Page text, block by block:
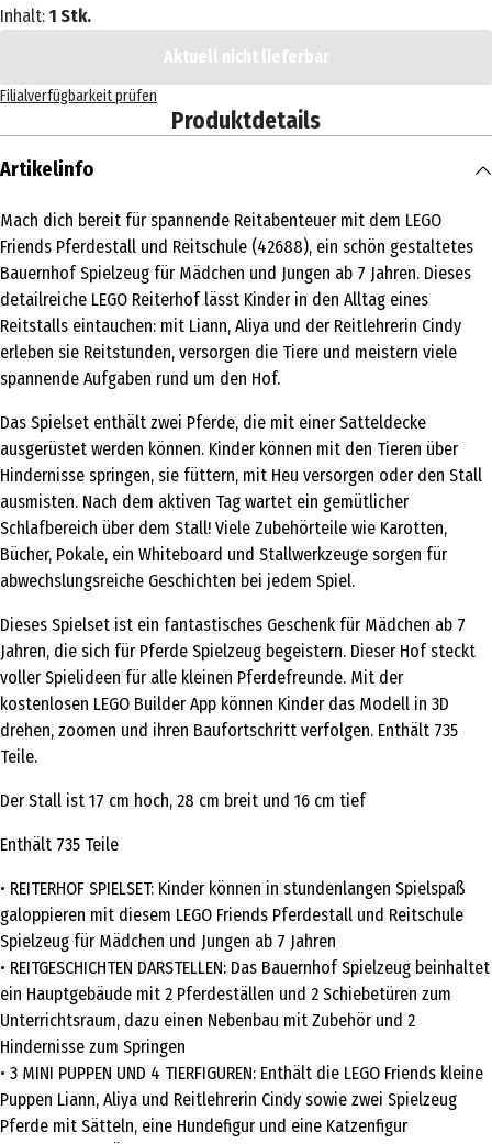
Inhalt: 1 Stk.
Aktuell nicht lieferbar
Filialverfügbarkeit prüfen
Produktdetails
Artikelinfo
Mach dich bereit für spannende Reitabenteuer mit dem LEGO
Friends Pferdestall und Reitschule (42688), ein schön gestaltetes
Bauernhof Spielzeug für Mädchen und Jungen ab 7 Jahren. Dieses
detailreiche LEGO Reiterhof lässt Kinder in den Alltag eines
Reitstalls eintauchen: mit Liann, Aliya und der Reitlehrerin Cindy
erleben sie Reitstunden, versorgen die Tiere und meistern viele
spannende Aufgaben rund um den Hof.
Das Spielset enthält zwei Pferde, die mit einer Satteldecke
ausgerüstet werden können. Kinder können mit den Tieren über
Hindernisse springen, sie füttern, mit Heu versorgen oder den Stall
ausmisten. Nach dem aktiven Tag wartet ein gemütlicher
Schlafbereich über dem Stall! Viele Zubehörteile wie Karotten,
Bücher, Pokale, ein Whiteboard und Stallwerkzeuge sorgen für
abwechslungsreiche Geschichten bei jedem Spiel.
Dieses Spielset ist ein fantastisches Geschenk für Mädchen ab 7
Jahren, die sich für Pferde Spielzeug begeistern. Dieser Hof steckt
voller Spielideen für alle kleinen Pferdefreunde. Mit der
kostenlosen LEGO Builder App können Kinder das Modell in 3D
drehen, zoomen und ihren Baufortschritt verfolgen. Enthält 735
Teile.
Der Stall ist 17 cm hoch, 28 cm breit und 16 cm tief
Enthält 735 Teile
• REITERHOF SPIELSET: Kinder können in stundenlangen Spielspaß
galoppieren mit diesem LEGO Friends Pferdestall und Reitschule
Spielzeug für Mädchen und Jungen ab 7 Jahren
• REITGESCHICHTEN DARSTELLEN: Das Bauernhof Spielzeug beinhaltet
ein Hauptgebäude mit 2 Pferdeställen und 2 Schiebetüren zum
Unterrichtsraum, dazu einen Nebenbau mit Zubehör und 2
Hindernisse zum Springen
• 3 MINI PUPPEN UND 4 TIERFIGUREN: Enthält die LEGO Friends kleine
Puppen Liann, Aliya und Reitlehrerin Cindy sowie zwei Spielzeug
Pferde mit Sätteln, eine Hundefigur und eine Katzenfigur